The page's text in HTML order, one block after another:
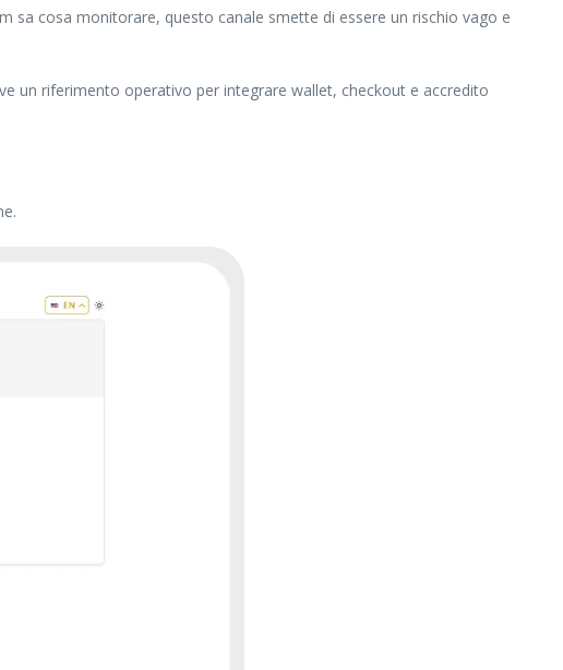
sa cosa monitorare, questo canale smette di essere un rischio vago e
un riferimento operativo per integrare wallet, checkout e accredito